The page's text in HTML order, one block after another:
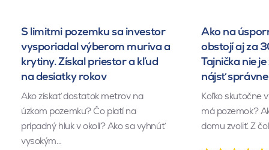
S limitmi pozemku sa investor
vysporiadal výberom muriva a
krytiny. Získal priestor a kľud
na desiatky rokov
Ako získať dostatok metrov na
úzkom pozemku? Čo platí na
prípadný hluk v okolí? Ako sa vyhnúť
vysokým…
Ako na
obstojí aj za
Tajnička nie
nájsť
Koľko skutočne
má pozemok?
domu zvoliť. Z